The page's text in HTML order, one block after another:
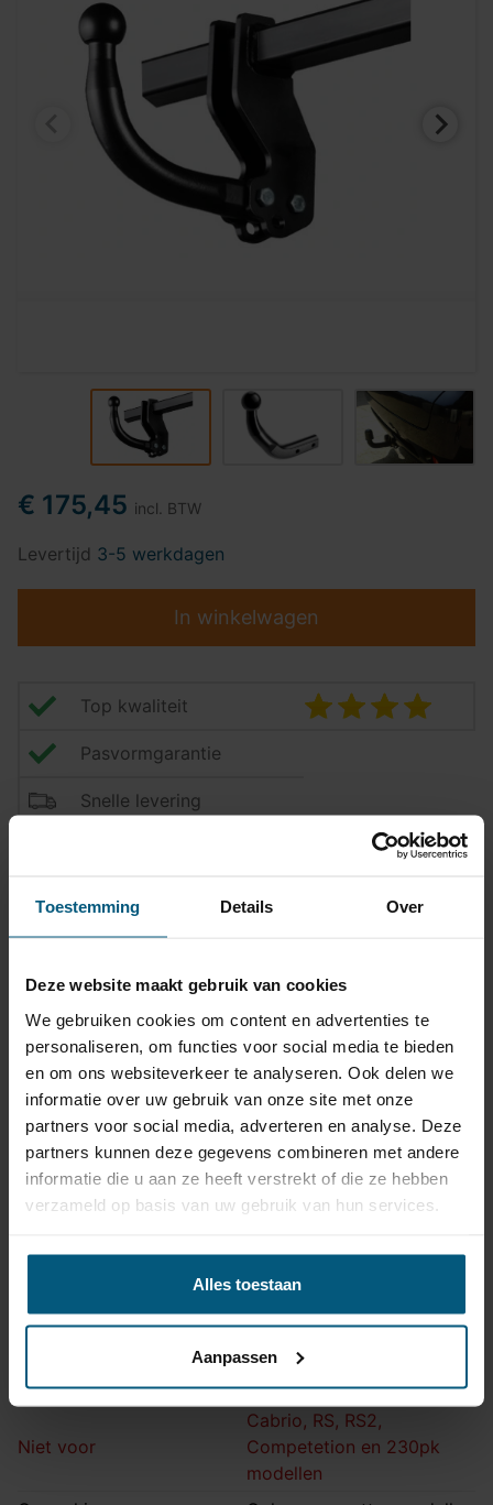
Toestemming Details Over
Deze website maakt gebruik van cookies
We gebruiken cookies om content en advertenties te
personaliseren, om functies voor social media te bieden
en om ons websiteverkeer te analyseren. Ook delen we
informatie over uw gebruik van onze site met onze
partners voor social media, adverteren en analyse. Deze
partners kunnen deze gegevens combineren met andere
informatie die u aan ze heeft verstrekt of die ze hebben
verzameld op basis van uw gebruik van hun services.
Alles toestaan
Aanpassen
€ 175,45 incl. BTW
Levertijd 3-5 werkdagen
In winkelwagen
Top kwaliteit
Pasvormgarantie
Snelle levering
Klantbeoordeling
Trekhaak specificatie
Artikelnummer
AHA 03
Trekhaak systeem
Vast
Uitvoering
Kogel is bevestigd met
twee bouten.
Maximaal trekgewicht
Maximale kogeldruk
75 kg
Uitsnede zichtbaar
Nee
2 uur 30 minuten
Ook voor fietsendrager
Ja
Niet voor
Cabrio, RS, RS2,
Competetion en 230pk
modellen